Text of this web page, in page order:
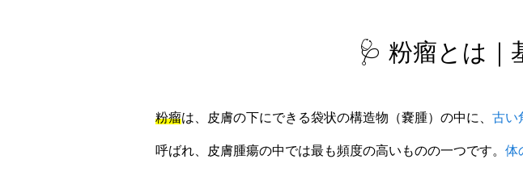
🩺 粉瘤とは｜
粉瘤は、皮膚の下にできる袋状の構造物（嚢腫）の中に、 古い
呼ばれ、皮膚腫瘍の中では最も頻度の高いものの一つです。 体